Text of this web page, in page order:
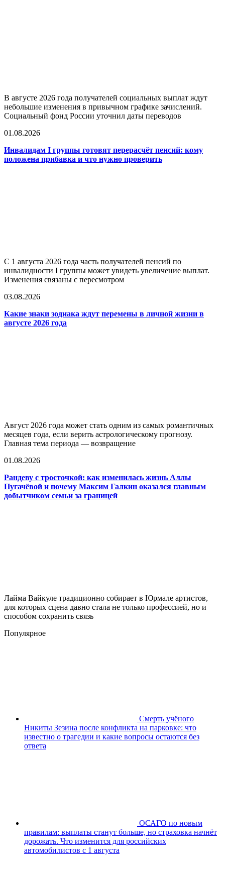
В августе 2026 года получателей социальных выплат ждут
небольшие изменения в привычном графике зачислений.
Социальный фонд России уточнил даты переводов
01.08.2026
Инвалидам I группы готовят перерасчёт пенсий: кому
положена прибавка и что нужно проверить
С 1 августа 2026 года часть получателей пенсий по
инвалидности I группы может увидеть увеличение выплат.
Изменения связаны с пересмотром
03.08.2026
Какие знаки зодиака ждут перемены в личной жизни в
августе 2026 года
Август 2026 года может стать одним из самых романтичных
месяцев года, если верить астрологическому прогнозу.
Главная тема периода — возвращение
01.08.2026
Рандеву с тросточкой: как изменилась жизнь Аллы
Пугачёвой и почему Максим Галкин оказался главным
добытчиком семьи за границей
Лайма Вайкуле традиционно собирает в Юрмале артистов,
для которых сцена давно стала не только профессией, но и
способом сохранить связь
Популярное
Смерть учёного
Никиты Зезина после конфликта на парковке: что
известно о трагедии и какие вопросы остаются без
ответа
ОСАГО по новым
правилам: выплаты станут больше, но страховка начнёт
дорожать. Что изменится для российских
автомобилистов с 1 августа